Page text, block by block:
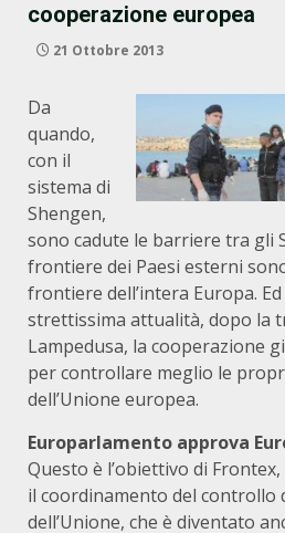
cooperazione europea
21 Ottobre 2013
Da
quando,
con il
sistema di
Shengen,
sono cadute le barriere tra gli
frontiere dei Paesi esterni
frontiere dell’intera Europa.
strettissima attualità, dopo la
Lampedusa, la cooperazione
per controllare meglio le
dell’Unione europea.
Europarlamento approva
Questo è l’obiettivo di
il coordinamento del
dell’Unione, che è diventato